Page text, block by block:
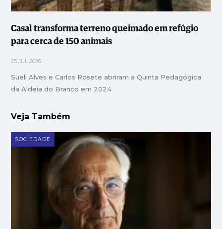
Casal transforma terreno queimado em refúgio
para cerca de 150 animais
25 JUL 2026
Sueli Alves e Carlos Rosete abriram a Quinta Pedagógica
da Aldeia do Branco em 2024
Veja Também
SOCIEDADE